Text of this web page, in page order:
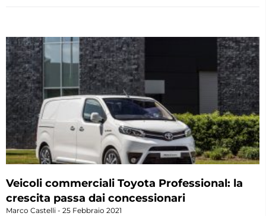
Veicoli commerciali Toyota Professional: la
crescita passa dai concessionari
Marco Castelli 25 Febbraio 2021